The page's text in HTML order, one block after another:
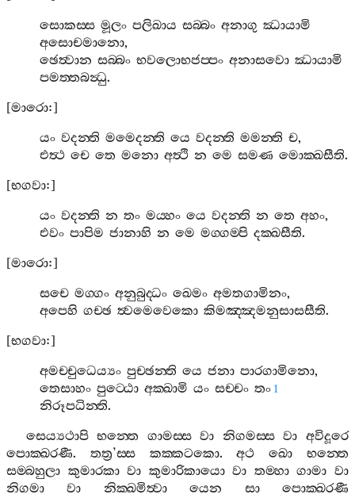
සොකස‍්ස මූලං පලිඛාය සබ‍්බං අනාගු ඣායාමි
අසොචමානො,
ඡෙත්‍වාන සබ‍්බං භවලොභජප‍්පං අනාසවො ඣායාමි
පමත‍්තබන්‍ධු.
[මාරො:]
යං වදන‍්ති මමෙදන‍්ති යෙ වදන‍්ති මමන‍්ති ච,
එත්‍ථ චෙ තෙ මනො අත්‍ථි න මෙ සමණ මොක‍්ඛසීති.
[භගවා:]
යං වදන‍්ති න තං මය‍්හං යෙ වදන‍්ති න තෙ අහං,
එවං පාපිම ජානාහි න මෙ මග‍්ගම‍්පි දක‍්ඛසීති.
[මාරො:]
සචෙ මග‍්ගං අනුබුද‍්ධං ඛෙමං අමතගාමිනං,
අපෙහි ගච‍්ඡ ත්‍වමෙවෙකො කිමඤ‍්ඤමනුසාසසීති.
[භගවා:]
අමච‍්චුධෙය්‍යං පුච‍්ඡන‍්ති යෙ ජනා පාරගාමිනො,
තෙසාහං පුට‍්ඨො අක‍්ඛාමි යං සච‍්චං තං 1
නිරූපධින‍්ති.
සෙය්‍යථාපි භන‍්තෙ ගාමස‍්ස වා නිගමස‍්ස වා අවිදූරෙ
පොක‍්ඛරණී. තත්‍ර’ස‍්ස කක‍්කටකො.අථ ඛො
භන‍්තෙ
සම‍්බහුලා කුමාරකා වා කුමාරිකායො වා තම‍්හා ගාමා වා
නිගමා
වා නික‍්ඛමිත්‍වා යෙන සා
පොක‍්ඛරණී